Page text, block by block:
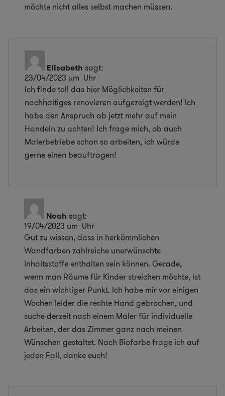
möchte nicht alles selbst machen müssen.
Elisabeth sagt:
23/04/2023 um Uhr
Ich finde toll das hier Möglichkeiten für
nachhaltiges renovieren aufgezeigt werden! Ich
habe den Anspruch ab jetzt mehr auf mein
Handeln zu achten! Ich frage mich, ob auch
Malerbetriebe schon so arbeiten, ich würde
gerne einen beauftragen!
Noah sagt:
19/04/2023 um Uhr
Gut zu wissen, dass in herkömmlichen
Wandfarben zahlreiche unerwünschte
Inhaltsstoffe enthalten sein können. Gerade,
wenn man Räume für Kinder streichen möchte, ist
das ein wichtiger Punkt. Ich habe mir vor einigen
Wochen leider die rechte Hand gebrochen, und
suche derzeit nach einem Maler für individuelle
Arbeiten, der das Zimmer ganz nach meinen
Wünschen gestaltet. Nach Biofarbe frage ich auf
jeden Fall, danke euch!